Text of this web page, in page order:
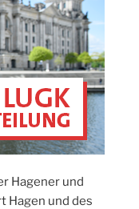
Hagener und
Hagen und des